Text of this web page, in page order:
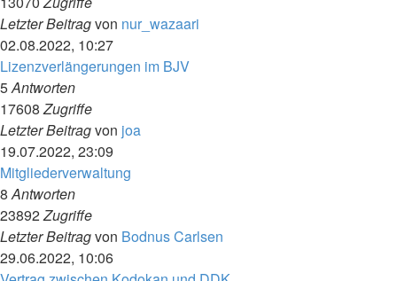
Letzter Beitragvon nur_wazaari
02.08.2022, 10:27
Lizenzverlängerungen im BJV
5Antworten
17608Zugriffe
Letzter Beitragvon joa
19.07.2022, 23:09
Mitgliederverwaltung
8Antworten
23892Zugriffe
Letzter Beitragvon Bodnus Carlsen
29.06.2022, 10:06